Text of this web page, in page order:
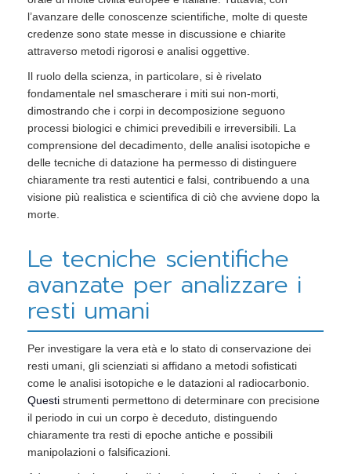
l’avanzare delle conoscenze scientifiche, molte di queste
credenze sono state messe in discussione e chiarite
attraverso metodi rigorosi e analisi oggettive.
Il ruolo della scienza, in particolare, si è rivelato
fondamentale nel smascherare i miti sui non-morti,
dimostrando che i corpi in decomposizione seguono
processi biologici e chimici prevedibili e irreversibili. La
comprensione del decadimento, delle analisi isotopiche e
delle tecniche di datazione ha permesso di distinguere
chiaramente tra resti autentici e falsi, contribuendo a una
visione più realistica e scientifica di ciò che avviene dopo la
morte.
Le tecniche scientifiche
avanzate per analizzare i
resti umani
Per investigare la vera età e lo stato di conservazione dei
resti umani, gli scienziati si affidano a metodi sofisticati
come le analisi isotopiche e le datazioni al radiocarbonio.
Questi strumenti permettono di determinare con precisione
il periodo in cui un corpo è deceduto, distinguendo
chiaramente tra resti di epoche antiche e possibili
manipolazioni o falsificazioni.